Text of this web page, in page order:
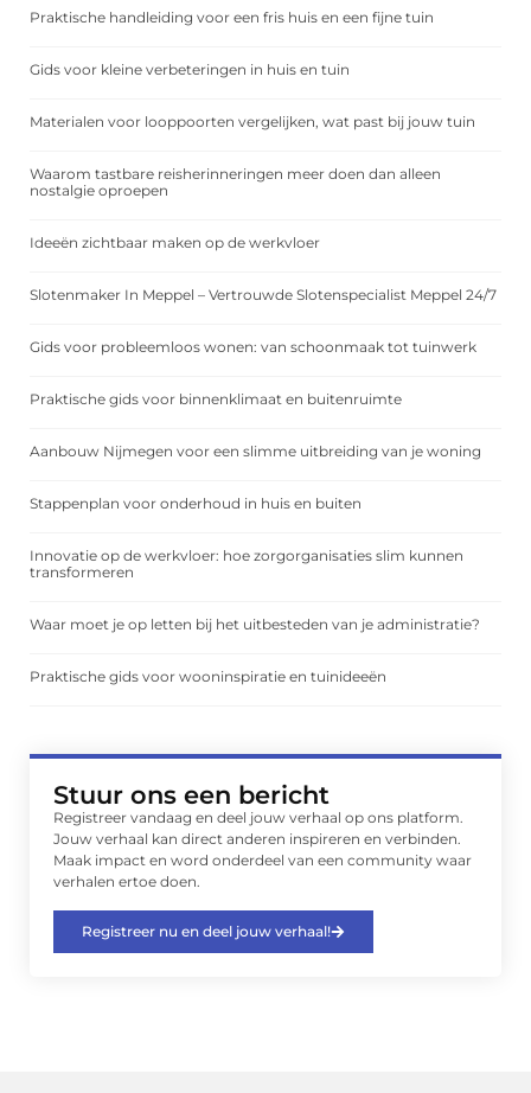
Praktische handleiding voor een fris huis en een fijne tuin
Gids voor kleine verbeteringen in huis en tuin
Materialen voor looppoorten vergelijken, wat past bij jouw tuin
Waarom tastbare reisherinneringen meer doen dan alleen
nostalgie oproepen
Ideeën zichtbaar maken op de werkvloer
Slotenmaker In Meppel – Vertrouwde Slotenspecialist Meppel 24/7
Gids voor probleemloos wonen: van schoonmaak tot tuinwerk
Praktische gids voor binnenklimaat en buitenruimte
Aanbouw Nijmegen voor een slimme uitbreiding van je woning
Stappenplan voor onderhoud in huis en buiten
Innovatie op de werkvloer: hoe zorgorganisaties slim kunnen
transformeren
Waar moet je op letten bij het uitbesteden van je administratie?
Praktische gids voor wooninspiratie en tuinideeën
Stuur ons een bericht
Registreer vandaag en deel jouw verhaal op ons platform.
Jouw verhaal kan direct anderen inspireren en verbinden.
Maak impact en word onderdeel van een community waar
verhalen ertoe doen.
Registreer nu en deel jouw verhaal!